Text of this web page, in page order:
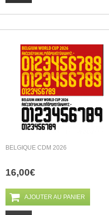
BELGIQUE CDM 2026
16,00€
AJOUTER AU PANIER